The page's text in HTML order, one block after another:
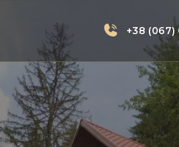
+38 (067)